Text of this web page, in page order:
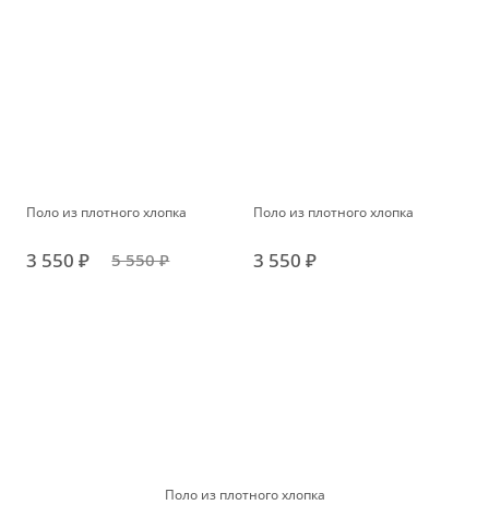
Поло из плотного хлопка
3 550 ₽ 5 550 ₽
Поло из плотного хлопка
3 550 ₽
Поло из плотного хлопка